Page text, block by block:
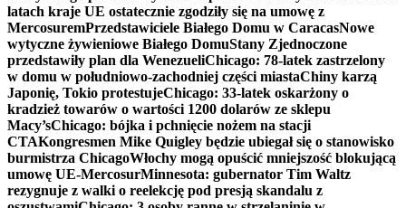
latach kraje UE ostatecznie zgodziły się na umowę z
MercosuremPrzedstawiciele Białego Domu w CaracasNowe
wytyczne żywieniowe Białego DomuStany Zjednoczone
przedstawiły plan dla WenezueliChicago: 78-latek zastrzelony
w domu w południowo-zachodniej części miastaChiny karzą
Japonię, Tokio protestujeChicago: 33-latek oskarżony o
kradzież towarów o wartości 1200 dolarów ze sklepu
Macy’sChicago: bójka i pchnięcie nożem na stacji
CTAKongresmen Mike Quigley będzie ubiegał się o stanowisko
burmistrza ChicagoWłochy mogą opuścić mniejszość blokującą
umowę UE-MercosurMinnesota: gubernator Tim Waltz
rezygnuje z walki o reelekcję pod presją skandalu z